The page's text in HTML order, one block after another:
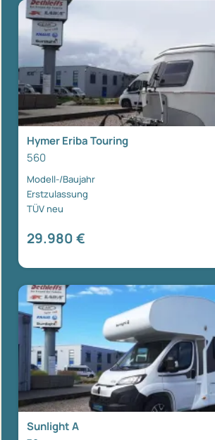
Hymer Eriba Touring
560
Modell-/Baujahr
Erstzulassung
TÜV neu
29.980 €
Sunlight A